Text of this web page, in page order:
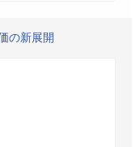
の新展開